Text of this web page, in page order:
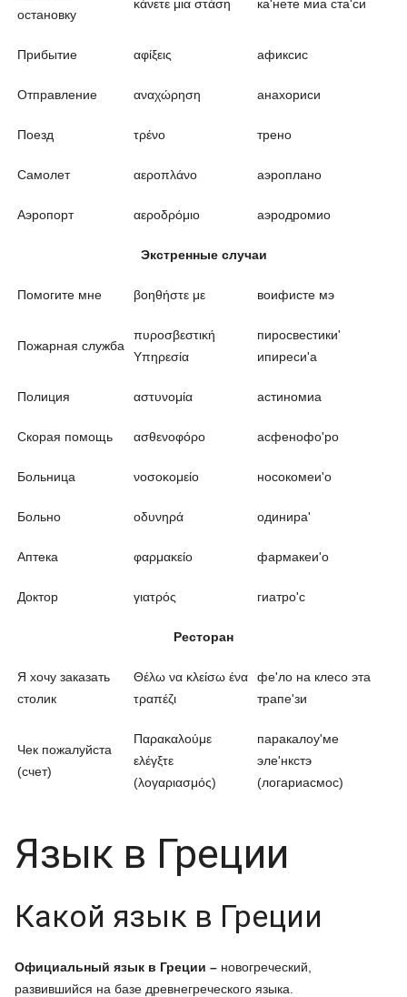
остановку
κάνετε μια στάση
ка'нете миа ста'си
Прибытие αφίξεις афиксис
Отправление αναχώρηση анахориси
Поезд τρένο трено
Самолет αεροπλάνο аэроплано
Аэропорт αεροδρόμιο аэродромио
Экстренные случаи
Помогите мне βοηθήστε με воифисте мэ
Пожарная служба
πυροσβεστική
Υπηρεσία
пиросвестики'
ипиреси'а
Полиция αστυνομία астиномиа
Скорая помощь ασθενοφόρο асфенофо'ро
Больница νοσοκομείο носокомеи'о
Больно οδυνηρά одинира'
Аптека φαρμακείο фармакеи'о
Доктор γιατρός гиатро'с
Ресторан
Я хочу заказать
столик
Θέλω να κλείσω ένα
τραπέζι
фе'ло на клесо эта
трапе'зи
Чек пожалуйста
(счет)
Παρακαλούμε
ελέγξτε
(λογαριασμός)
паракалоу'ме
эле'нкстэ
(логариасмос)
Язык в Греции
Какой язык в Греции
Официальный язык в Греции – новогреческий,
развившийся на базе древнегреческого языка.